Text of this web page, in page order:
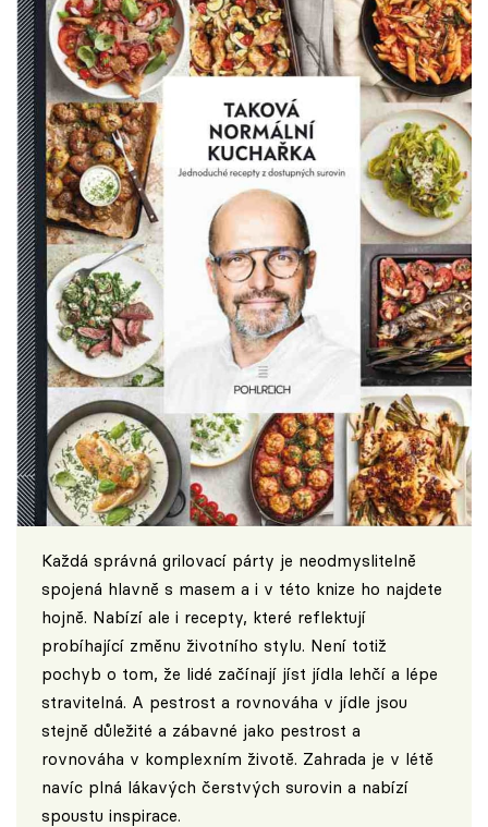
Každá správná grilovací párty je neodmyslitelně
spojená hlavně s masem a i v této knize ho najdete
hojně. Nabízí ale i recepty, které reflektují
probíhající změnu životního stylu. Není totiž
pochyb o tom, že lidé začínají jíst jídla lehčí a lépe
stravitelná. A pestrost a rovnováha v jídle jsou
stejně důležité a zábavné jako pestrost a
rovnováha v komplexním životě. Zahrada je v létě
navíc plná lákavých čerstvých surovin a nabízí
spoustu inspirace.